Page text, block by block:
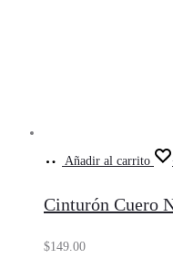
Añadir al carrito
Cinturón Cuero
$149.00